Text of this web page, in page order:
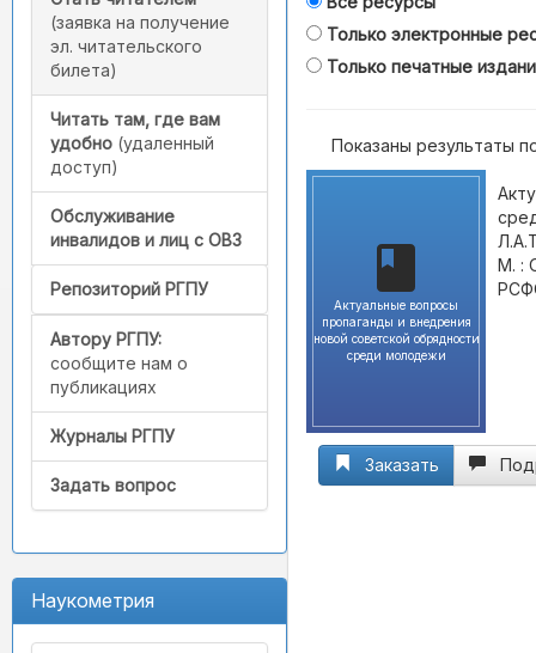
(заявка на получение
эл. читательского
билета)
Читать там, где вам
удобно (удаленный
доступ)
Обслуживание
инвалидов и лиц с ОВЗ
Репозиторий РГПУ
Автору РГПУ:
сообщите нам о
публикациях
Журналы РГПУ
Задать вопрос
Наукометрия
Только электронные
Только печатные
Показаны результаты
Актуальные вопросы
пропаганды и внедрения
новой советской обрядности
среди молодежи
М. :
Заказать